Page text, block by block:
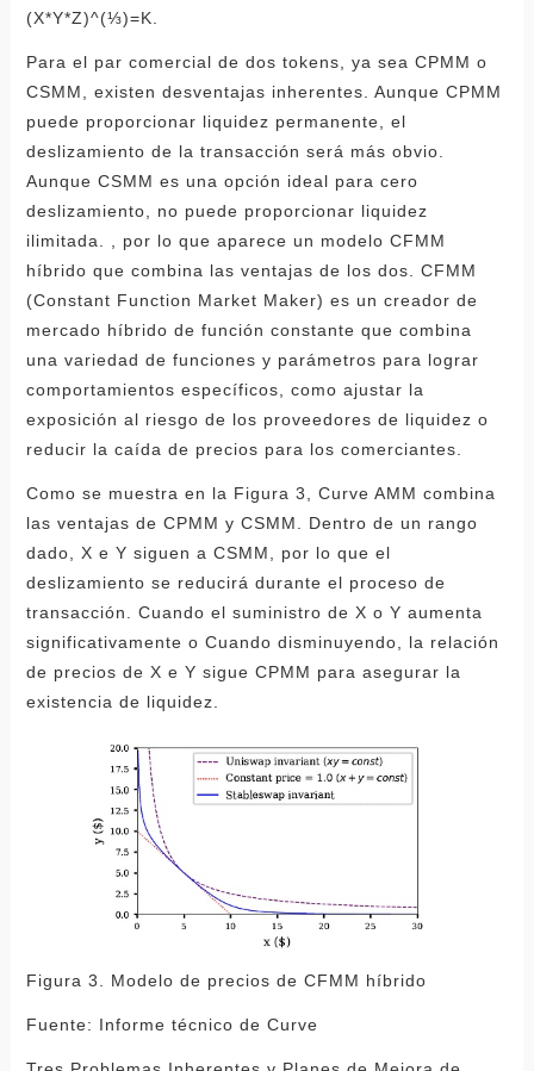
(X*Y*Z)^(⅓)=K.
Para el par comercial de dos tokens, ya sea CPMM o
CSMM, existen desventajas inherentes. Aunque CPMM
puede proporcionar liquidez permanente, el
deslizamiento de la transacción será más obvio.
Aunque CSMM es una opción ideal para cero
deslizamiento, no puede proporcionar liquidez
ilimitada. , por lo que aparece un modelo CFMM
híbrido que combina las ventajas de los dos. CFMM
(Constant Function Market Maker) es un creador de
mercado híbrido de función constante que combina
una variedad de funciones y parámetros para lograr
comportamientos específicos, como ajustar la
exposición al riesgo de los proveedores de liquidez o
reducir la caída de precios para los comerciantes.
Como se muestra en la Figura 3, Curve AMM combina
las ventajas de CPMM y CSMM. Dentro de un rango
dado, X e Y siguen a CSMM, por lo que el
deslizamiento se reducirá durante el proceso de
transacción. Cuando el suministro de X o Y aumenta
significativamente o Cuando disminuyendo, la relación
de precios de X e Y sigue CPMM para asegurar la
existencia de liquidez.
Figura 3. Modelo de precios de CFMM híbrido
Fuente: Informe técnico de Curve